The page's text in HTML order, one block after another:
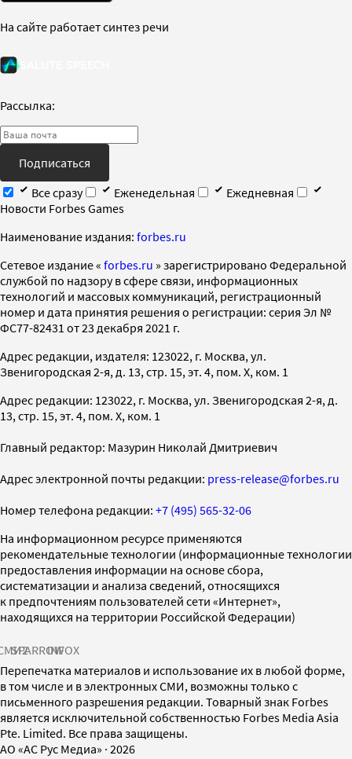
На сайте работает синтез речи
Рассылка:
Подписаться
Все сразу
Еженедельная
Ежедневная
Новости Forbes Games
Наименование издания: forbes.ru
Cетевое издание « forbes.ru » зарегистрировано Федеральной
службой по надзору в сфере связи, информационных
технологий и массовых коммуникаций, регистрационный
номер и дата принятия решения о регистрации: серия Эл №
ФС77-82431 от 23 декабря 2021 г.
Адрес редакции, издателя: 123022, г. Москва, ул.
Звенигородская 2-я, д. 13, стр. 15, эт. 4, пом. X, ком. 1
Адрес редакции: 123022, г. Москва, ул. Звенигородская 2-я, д.
13, стр. 15, эт. 4, пом. X, ком. 1
Главный редактор: Мазурин Николай Дмитриевич
Адрес электронной почты редакции: press-release@forbes.ru
Номер телефона редакции: +7 (495) 565-32-06
На информационном ресурсе применяются
рекомендательные технологии (информационные технологии
предоставления информации на основе сбора,
систематизации и анализа сведений, относящихся
к предпочтениям пользователей сети «Интернет»,
находящихся на территории Российской Федерации)
SPARROWINFOX
Перепечатка материалов и использование их в любой форме,
в том числе и в электронных СМИ, возможны только с
письменного разрешения редакции. Товарный знак Forbes
является исключительной собственностью Forbes Media Asia
Pte. Limited. Все права защищены.
AO «АС Рус Медиа» · 2026